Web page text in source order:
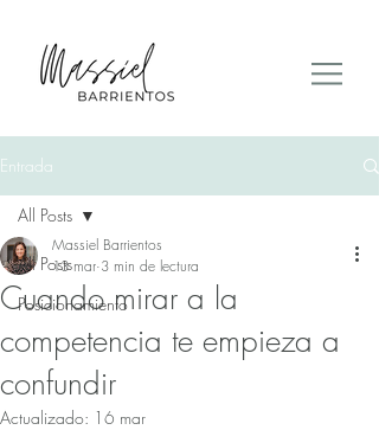
Entrada
All Posts
Posicionamiento
All Posts
Cuando mirar a la
competencia te empieza a
confundir
Massiel Barrientos
13 mar 3 min de lectura
Actualizado: 16 mar